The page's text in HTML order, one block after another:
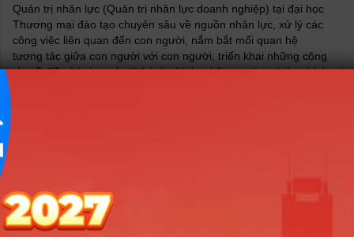
Quản trị nhân lực (Quản trị nhân lực doanh nghiệp) tại đại học
Thương mại đào tạo chuyên sâu về nguồn nhân lực, xử lý các
công việc liên quan đến con người, nắm bắt mối quan hệ
tương tác giữa con người với con người, triển khai những công
tác về điều hành, quản lý hành chính, nhân sự, thực hiện chính
chính sách, kế hoạch nhân lực; kỹ năng tổ chức và định mức
lao động; tuyển dụng, đào tạo và phát triển, đánh giá và trả
công nhân lực trong doanh nghiệp và các tổ chức; kỹ năng